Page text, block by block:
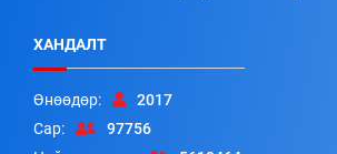
ХАНДАЛТ
Өнөөдөр:
2017
Сар:
97756